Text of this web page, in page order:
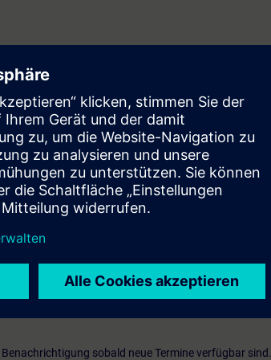
sobald neue Termine verfügbar sind.